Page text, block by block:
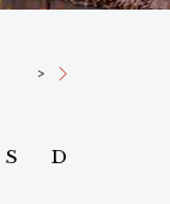
>
S D